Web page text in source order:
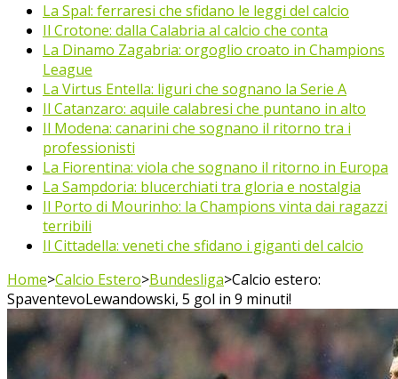
La Spal: ferraresi che sfidano le leggi del calcio
Il Crotone: dalla Calabria al calcio che conta
La Dinamo Zagabria: orgoglio croato in Champions
League
La Virtus Entella: liguri che sognano la Serie A
Il Catanzaro: aquile calabresi che puntano in alto
Il Modena: canarini che sognano il ritorno tra i
professionisti
La Fiorentina: viola che sognano il ritorno in Europa
La Sampdoria: blucerchiati tra gloria e nostalgia
Il Porto di Mourinho: la Champions vinta dai ragazzi
terribili
Il Cittadella: veneti che sfidano i giganti del calcio
Home>Calcio Estero>Bundesliga>Calcio estero:
SpaventevoLewandowski, 5 gol in 9 minuti!